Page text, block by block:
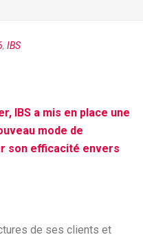
, IBS
IBS a mis en place une
mode de
son efficacité envers
de ses clients et